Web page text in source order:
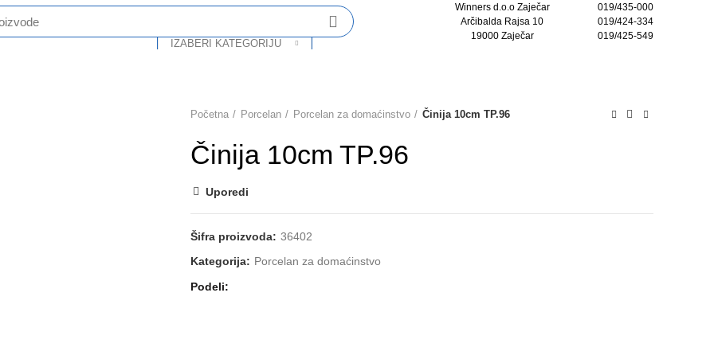
IZABERI KATEGORIJU
Winners d.o.o Zaječar
Arčibalda Rajsa 10
19000 Zaječar
019/435-000
019/424-334
019/425-549
Početna Porcelan Porcelan za domaćinstvo Činija 10cm TP.96
Činija 10cm TP.96
Uporedi
Šifra proizvoda: 36402
Kategorija: Porcelan za domaćinstvo
Podeli